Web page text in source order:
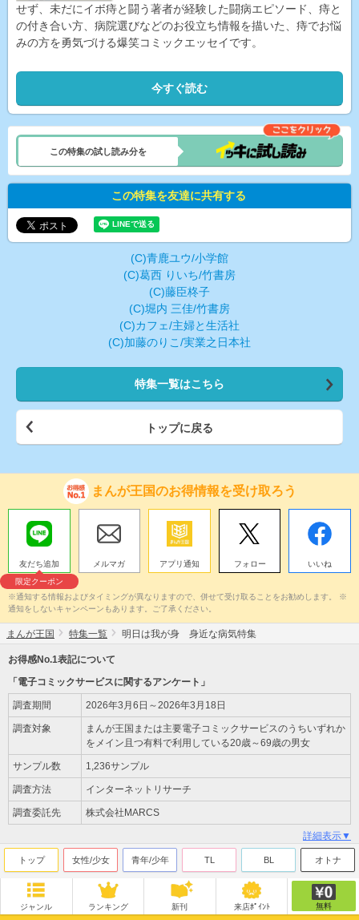
せず、未だにイボ痔と闘う著者が経験した闘病エピソード、痔と
の付き合い方、病院選びなどのお役立ち情報を描いた、痔でお悩
みの方を勇気づける爆笑コミックエッセイです。
今すぐ読む
この特集の試し読み分を
この特集を友達に共有する
(C)青鹿ユウ/小学館
(C)葛西 りいち/竹書房
(C)藤臣柊子
(C)堀内 三佳/竹書房
(C)カフェ/主婦と生活社
(C)加藤のりこ/実業之日本社
特集一覧はこちら
トップに戻る
まんが王国のお得情報を受け取ろう
友だち追加
限定クーポン
メルマガ アプリ通知 フォロー いいね
※通知する情報およびタイミングが異なりますので、併せて受け取ることをお勧めします。 ※
通知をしないキャンペーンもあります。ご了承ください。
まんが王国 特集一覧 明日は我が身 身近な病気特集
お得感No.1表記について
「電子コミックサービスに関するアンケート」
調査期間 2026年3月6日～2026年3月18日
調査対象
まんが王国または主要電子コミックサービスのうちいずれか
をメイン且つ有料で利用している20歳～69歳の男女
サンプル数 1,236サンプル
調査方法 インターネットリサーチ
調査委託先 株式会社MARCS
詳細表示▼
トップ 女性/少女 青年/少年 TL BL オトナ
ジャンル ランキング 新刊 来店ﾎﾟｲﾝﾄ 無料